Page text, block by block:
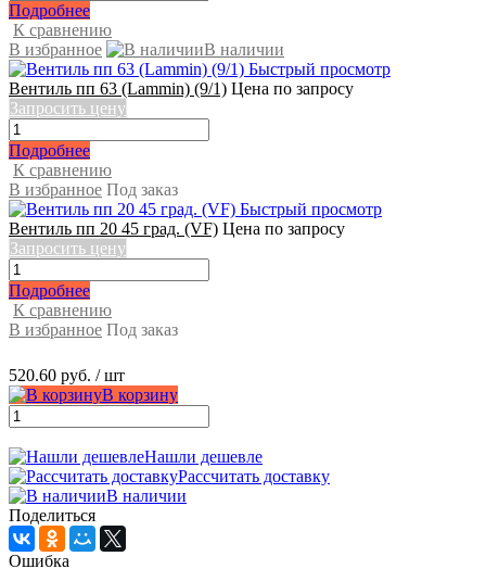
Подробнее
К сравнению
В избранное
В наличии
Быстрый просмотр
Вентиль пп 63 (Lammin) (9/1) Цена по запросу
Запросить цену
Подробнее
К сравнению
В избранное Под заказ
Быстрый просмотр
Вентиль пп 20 45 град. (VF) Цена по запросу
Запросить цену
Подробнее
К сравнению
В избранное Под заказ
520.60 руб. / шт
В корзину
Нашли дешевле
Рассчитать доставку
В наличии
Поделиться
Ошибка